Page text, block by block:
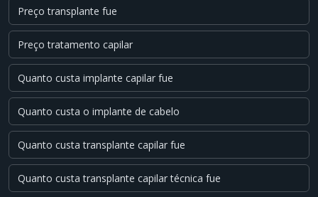
Preço transplante fue
Preço tratamento capilar
Quanto custa implante capilar fue
Quanto custa o implante de cabelo
Quanto custa transplante capilar fue
Quanto custa transplante capilar técnica fue